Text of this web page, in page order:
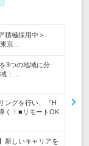
積極採用中＞
京…
3つの地域に分
：…
ングを行い、『H
く！■リモートOK
新しいキャリアを